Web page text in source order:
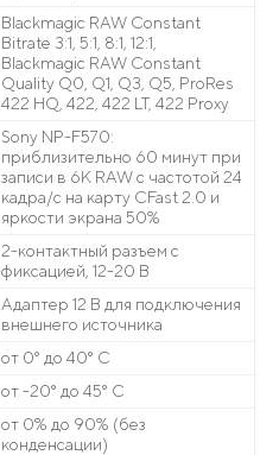
Blackmagic RAW Constant
Bitrate 3:1, 5:1, 8:1, 12:1,
Blackmagic RAW Constant
Quality Q0, Q1, Q3, Q5, ProRes
422 HQ, 422, 422 LT, 422 Proxy
Sony NP-F570:
приблизительно 60 минут при
записи в 6K RAW с частотой 24
кадра/с на карту CFast 2.0 и
яркости экрана 50%
2-контактный разъем с
фиксацией, 12-20 В
Адаптер 12 В для подключения
внешнего источника
от 0° до 40° C
от -20° до 45° C
от 0% до 90% (без
конденсации)